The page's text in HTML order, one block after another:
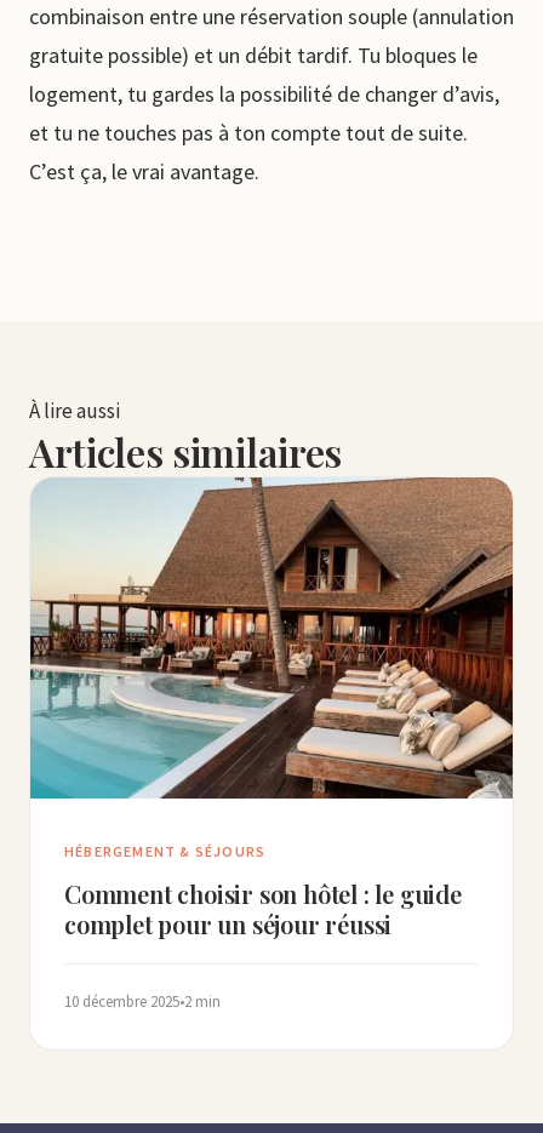
combinaison entre une réservation souple (annulation
gratuite possible) et un débit tardif. Tu bloques le
logement, tu gardes la possibilité de changer d’avis,
et tu ne touches pas à ton compte tout de suite.
C’est ça, le vrai avantage.
À lire aussi
Articles similaires
HÉBERGEMENT & SÉJOURS
Comment choisir son hôtel : le guide
complet pour un séjour réussi
10 décembre 2025•2 min